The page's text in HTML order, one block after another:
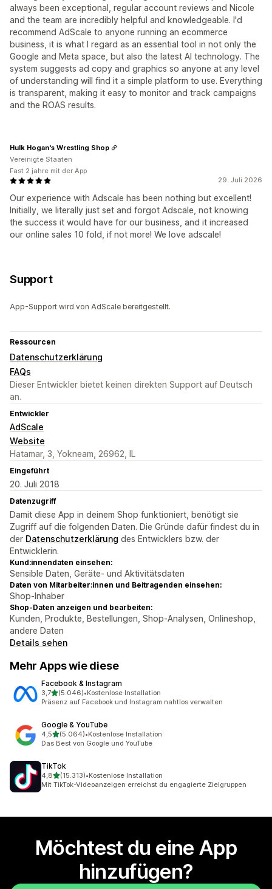
always been exceptional, regular account reviews and Nicole
and the team are incredibly helpful and knowledgeable. I'd
recommend AdScale to anyone running an ecommerce
business, it is what I regard as an essential tool in not only the
Google and Meta space, but also the latest AI technology. The
system suggests ad copy and graphics so anyone at any level
of understanding will find it a simple platform to use. Everything
is transparent, making it easy to monitor and track campaigns
and the ROAS results.
29. Juli 2026
Our experience with Adscale has been nothing but excellent!
Initially, we literally just set and forgot Adscale, not knowing
the success it would have for our business, and it increased
our online sales 10 fold, if not more! We love adscale!
Hulk Hogan's Wrestling Shop
Vereinigte Staaten
Fast 2 jahre mit der App
Support
App-Support wird von AdScale bereitgestellt.
Ressourcen
Datenschutzerklärung
FAQs
Dieser Entwickler bietet keinen direkten Support auf Deutsch
an.
Entwickler
AdScale
Website
Hatamar, 3, Yokneam, 26962, IL
Eingeführt
20. Juli 2018
Datenzugriff
Damit diese App in deinem Shop funktioniert, benötigt sie
Zugriff auf die folgenden Daten. Die Gründe dafür findest du in
der Datenschutzerklärung des Entwicklers bzw. der
Entwicklerin.
Kund:innendaten einsehen:
Sensible Daten, Geräte- und Aktivitätsdaten
Daten von Mitarbeiter:innen und Beitragenden einsehen:
Shop-Inhaber
Shop-Daten anzeigen und bearbeiten:
Kunden, Produkte, Bestellungen, Shop-Analysen, Onlineshop,
andere Daten
Details sehen
Mehr Apps wie diese
Facebook & Instagram
3,7von 5 Sternen
(5.046)
5046 Rezensionen insgesamt
•Kostenlose Installation
Präsenz auf Facebook und Instagram nahtlos verwalten
Google & YouTube
4,5von 5 Sternen
(5.064)
5064 Rezensionen insgesamt
•Kostenlose Installation
Das Best von Google und YouTube
TikTok
4,8von 5 Sternen
(15.313)
15313 Rezensionen insgesamt
•Kostenlose Installation
Mit TikTok-Videoanzeigen erreichst du engagierte Zielgruppen
Möchtest du eine App
hinzufügen?